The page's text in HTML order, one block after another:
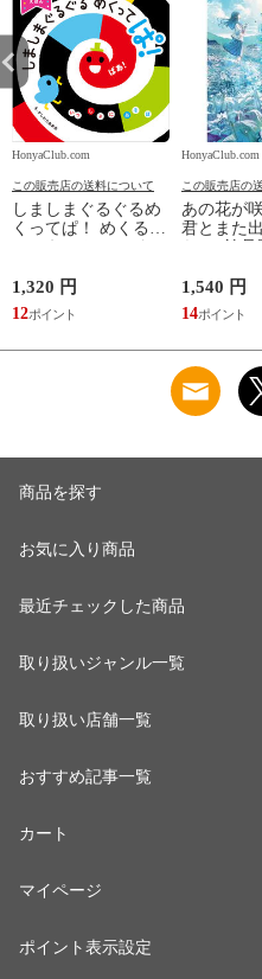
HonyaClub.com
この販売店の送料について
しましまぐるぐるめ
くってぱ！ めくるし
1,320 円
12
HonyaClub.com
この販売店の
あの花が
君とまた
1,540 円
14
商品を探す
お気に入り商品
最近チェックした商品
取り扱いジャンル一覧
取り扱い店舗一覧
おすすめ記事一覧
カート
マイページ
ポイント表示設定